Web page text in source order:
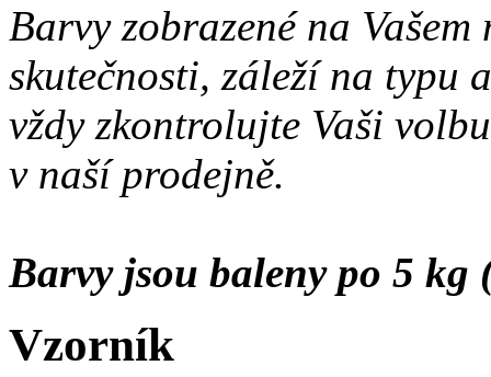
Barvy zobrazené na
skutečnosti, záleží na typu
vždy zkontrolujte Vaši
v naší prodejně.
Barvy jsou baleny po 5 kg
Vzorník